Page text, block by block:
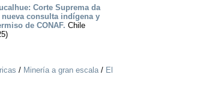
Corte Suprema da
nueva consulta indígena y
de CONAF. Chile
/ Minería a gran escala/ El